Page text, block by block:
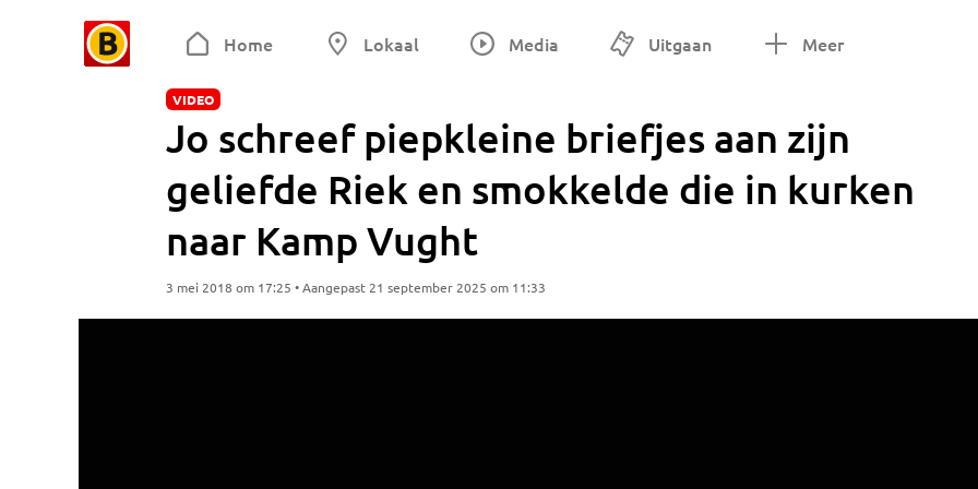
Home Lokaal Media Uitgaan Meer
VIDEO
Jo schreef piepkleine briefjes aan zijn
geliefde Riek en smokkelde die in kurken
naar Kamp Vught
3 mei 2018 om 17:25 • Aangepast 21 september 2025 om 11:33